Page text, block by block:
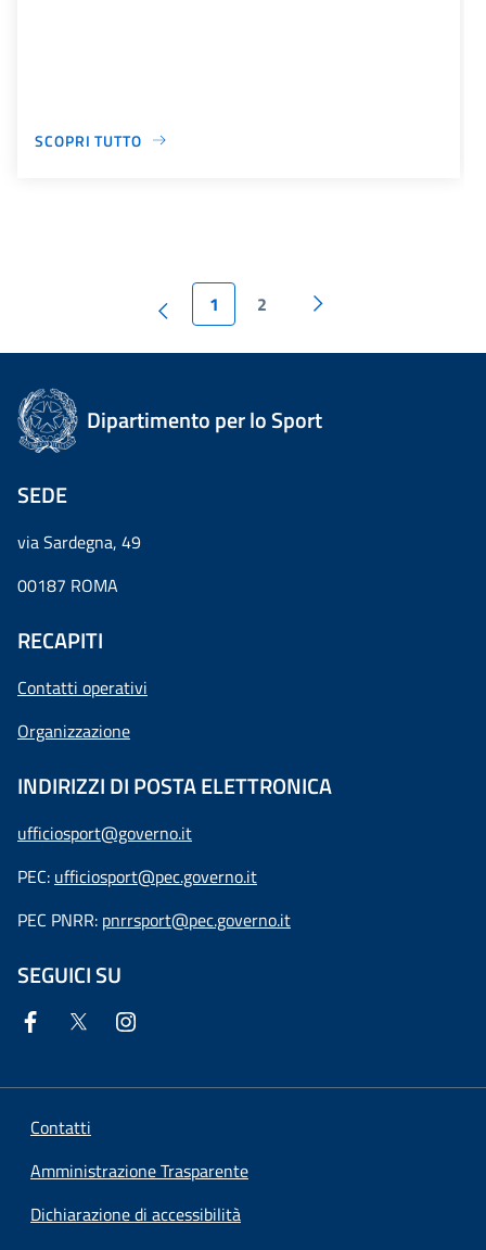
SCOPRI TUTTO
1 2
Dipartimento per lo Sport
SEDE
via Sardegna, 49
00187 ROMA
RECAPITI
Contatti operativi
Organizzazione
INDIRIZZI DI POSTA ELETTRONICA
ufficiosport@governo.it
PEC: ufficiosport@pec.governo.it
PEC PNRR: pnrrsport@pec.governo.it
SEGUICI SU
Contatti
Amministrazione Trasparente
Dichiarazione di accessibilità